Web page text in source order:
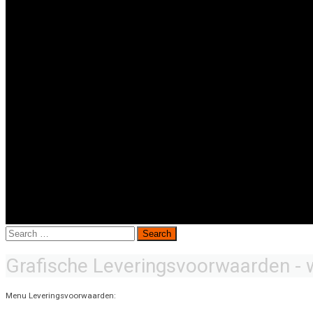
Search
for:
Grafische Leveringsvoorwaarden -
Menu Leveringsvoorwaarden: